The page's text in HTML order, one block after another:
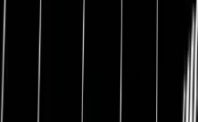
Ankündigung.
Neben
Finanzkennzahlen wurde
Ankündigung im Zuge der
Adobe kauft Figma für
Unternehmen bietet